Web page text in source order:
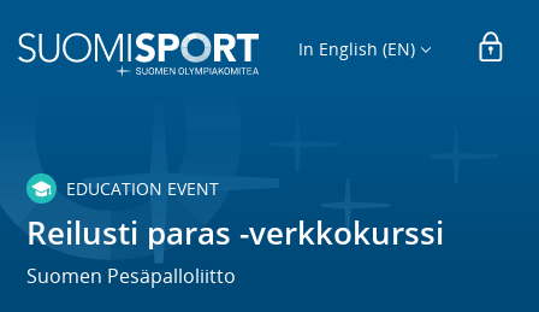
In English (EN)
EDUCATION EVENT
Reilusti paras -verkkokurssi
Suomen Pesäpalloliitto